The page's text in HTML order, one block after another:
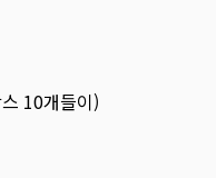
10개들이)